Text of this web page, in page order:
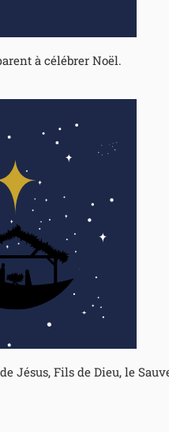
à célébrer Noël.
Jésus, Fils de Dieu, le